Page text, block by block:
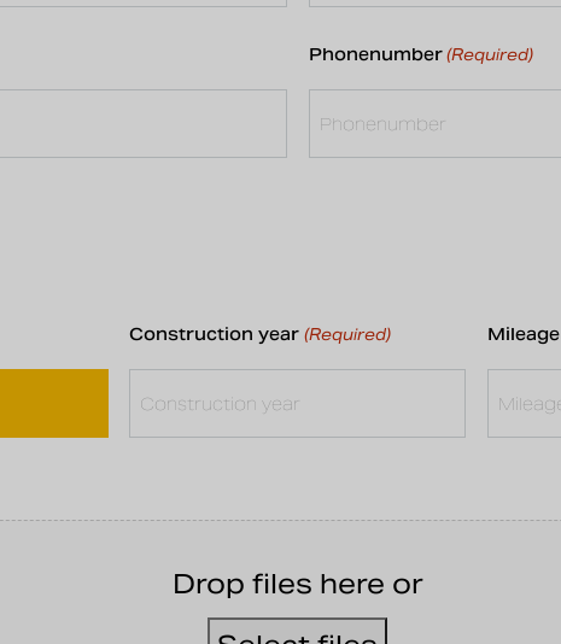
Phonenumber(Required)
Construction year (Required) Mileage
Drop files here or